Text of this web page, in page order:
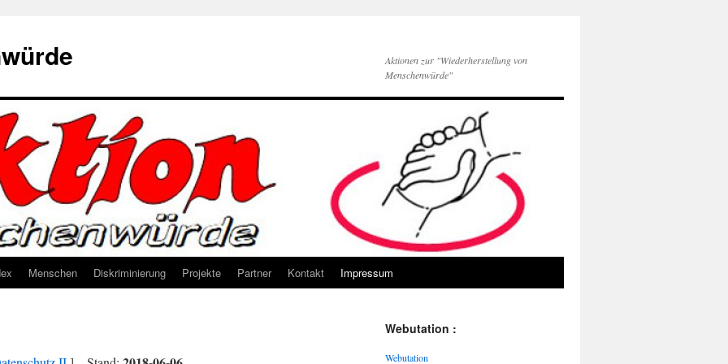
Aktionen zur "Wiederherstellung von
Menschenwürde"
Menschen Diskriminierung Projekte Partner Kontakt Impressum
Webutation :
Webutation